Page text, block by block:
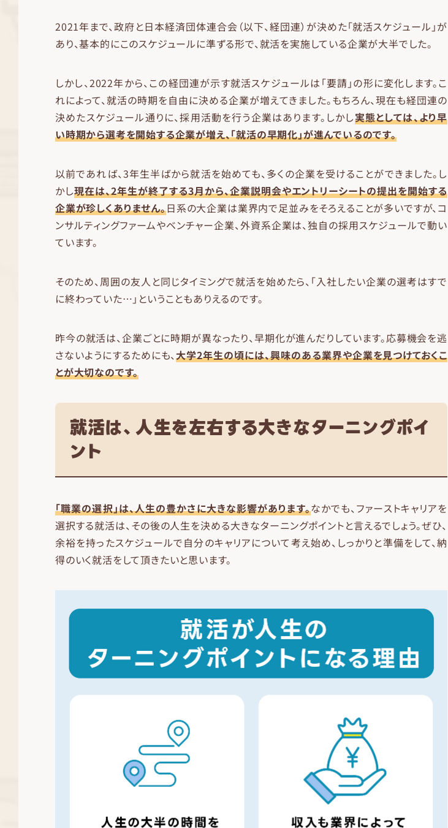
2021年まで、政府と日本経済団体連合会（以下、経団連）が決めた「就活スケジュール」が
あり、基本的にこのスケジュールに準ずる形で、就活を実施している企業が大半でした。
しかし、2022年から、この経団連が示す就活スケジュールは「要請」の形に変化します。こ
れによって、就活の時期を自由に決める企業が増えてきました。もちろん、現在も経団連の
決めたスケジュール通りに、採用活動を行う企業はあります。しかし実態としては、より早
い時期から選考を開始する企業が増え、「就活の早期化」が進んでいるのです。
以前であれば、3年生半ばから就活を始めても、多くの企業を受けることができました。し
かし現在は、2年生が終了する3月から、企業説明会やエントリーシートの提出を開始する
企業が珍しくありません。日系の大企業は業界内で足並みをそろえることが多いですが、コ
ンサルティングファームやベンチャー企業、外資系企業は、独自の採用スケジュールで動い
ています。
そのため、周囲の友人と同じタイミングで就活を始めたら、「入社したい企業の選考はすで
に終わっていた…」ということもありえるのです。
昨今の就活は、企業ごとに時期が異なったり、早期化が進んだりしています。応募機会を逃
さないようにするためにも、大学2年生の頃には、興味のある業界や企業を見つけておくこ
とが大切なのです。
就活は、人生を左右する大きなターニングポイ
ント
「職業の選択」は、人生の豊かさに大きな影響があります。なかでも、ファーストキャリアを
選択する就活は、その後の人生を決める大きなターニングポイントと言えるでしょう。ぜひ、
余裕を持ったスケジュールで自分のキャリアについて考え始め、しっかりと準備をして、納
得のいく就活をして頂きたいと思います。